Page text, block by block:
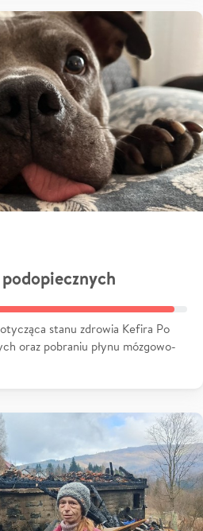
stanu zdrowia Kefira Po
oraz pobraniu płynu mózgowo-